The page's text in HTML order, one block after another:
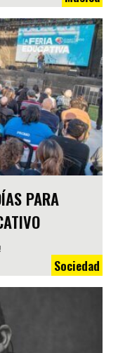
PARA
Sociedad